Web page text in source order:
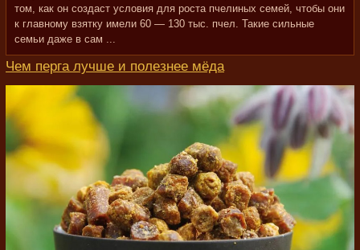
том, как он создаст условия для роста пчелиных семей, чтобы они
к главному взятку имели 60 — 130 тыс. пчел. Такие сильные
семьи даже в сам ...
Чем перга лучше и полезнее мёда